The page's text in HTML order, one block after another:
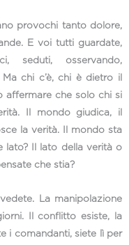
provochi tanto dolore,
E voi tutti guardate,
seduti, osservando,
chi c’è, chi è dietro il
affermare che solo chi si
Il mondo giudica, il
la verità. Il mondo sta
lato? Il lato della verità o
che stia?
La manipolazione
Il conflitto esiste, la
i comandanti, siete lì per